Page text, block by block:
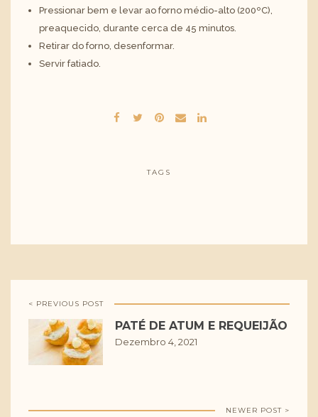
Pressionar bem e levar ao forno médio-alto (200ºC),
preaquecido, durante cerca de 45 minutos.
Retirar do forno, desenformar.
Servir fatiado.
TAGS
< PREVIOUS POST
PATÉ DE ATUM E REQUEIJÃO
Dezembro 4, 2021
NEWER POST >